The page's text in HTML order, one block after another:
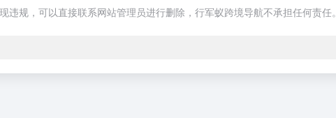
规，可以直接联系网站管理员进行删除，行军蚁跨境导航不承担任何责任。